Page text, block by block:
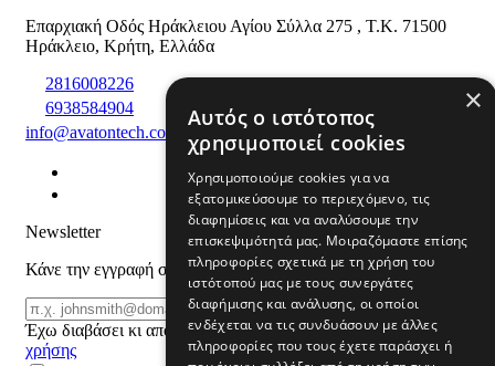
Επαρχιακή Οδός Ηράκλειου Αγίου Σύλλα 275 , T.K. 71500
Ηράκλειο, Κρήτη, Ελλάδα
2816008226
6938584904
info@avatontech.com
Newsletter
Κάνε την εγγραφή σου και μάθε για προϊόντα και προσφορές
Email
ΕΓΓΡΑΦΗ
Έχω διαβάσει κι αποδέχομαι τουςόρους
χρήσης
×
Αυτός ο ιστότοπος
χρησιμοποιεί cookies
Χρησιμοποιούμε cookies για να
εξατομικεύσουμε το περιεχόμενο, τις
διαφημίσεις και να αναλύσουμε την
επισκεψιμότητά μας. Μοιραζόμαστε επίσης
πληροφορίες σχετικά με τη χρήση του
ιστότοπού μας με τους συνεργάτες
διαφήμισης και ανάλυσης, οι οποίοι
ενδέχεται να τις συνδυάσουν με άλλες
πληροφορίες που τους έχετε παράσχει ή